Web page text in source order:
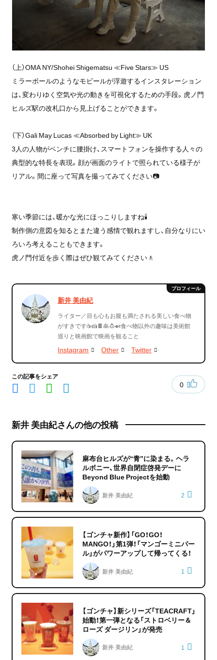
（上）OMA NY/Shohei Shigematsu ≪Five Stars≫ US
ミラーボールのようなモビールが浮遊するインスタレーション
は、変わりゆく空気や光の動きを可視化するための手段。虎ノ門
ヒルズ駅の改札口から見上げることができます。
（下）Gali May Lucas ≪Absorbed by Light≫ UK
3人の人物がベンチに腰掛け、スマートフォンを操作する人々の
典型的な特長を表現。顔が画面のライトで照られている様子が
リアル。間に座って写真を撮ってみてください📷
寒い季節には、暖かな光にほっこりしますね🕯️
制作側の意図を知るとまた違う感情で観れますし、自分なりにい
ろいろ考えることもできます。
虎ノ門付近を歩く際はぜひ観てみてください🚶
新井 美由紀
ライター／目も心もお腹も満たされる美しい食べ物
がすきです☕️🍰🍫🥞🍮🍛食べ物以外の趣味は美術館
巡りと映画館で映画を観ること
Instagram Other Twitter
この記事をシェア
0
新井 美由紀さんの他の投稿
麻布台ヒルズが“青”に染まる。ヘラ
ルボニー、世界自閉症啓発デーに
Beyond Blue Projectを始動
新井 美由紀 2
【ゴンチャ新作】「GO！GO！
MANGO！」第1弾！「マンゴーミニパー
ル」がパワーアップして帰ってくる！
新井 美由紀 1
【ゴンチャ】新シリーズ「TEACRAFT」
始動！第一弾となる「ストロベリー＆
ローズ ダージリン」が発売
新井 美由紀 1